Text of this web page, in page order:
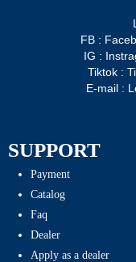
FB :
IG :
Tiktok :
E-mail :
SUPPORT
Payment
Catalog
Faq
Dealer
Apply as a dealer